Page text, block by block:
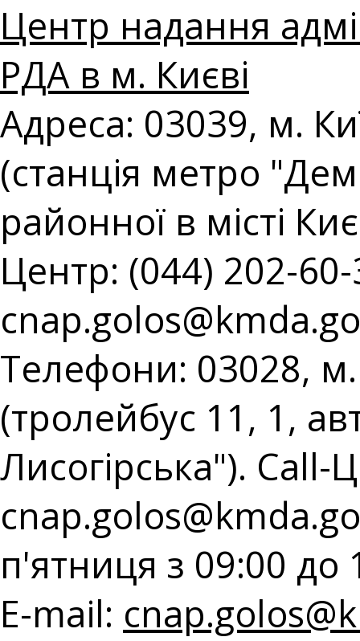
Центр надання
РДА в м. Києві
Адреса: 03039, м.
(станція метро
районної в місті
Центр: (044) 202-
Телефони: 03028,
(тролейбус 11, 1,
Лисогірська").
п'ятниця з 09:00 до
E-mail: